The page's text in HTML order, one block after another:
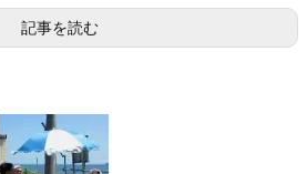
記事を読む